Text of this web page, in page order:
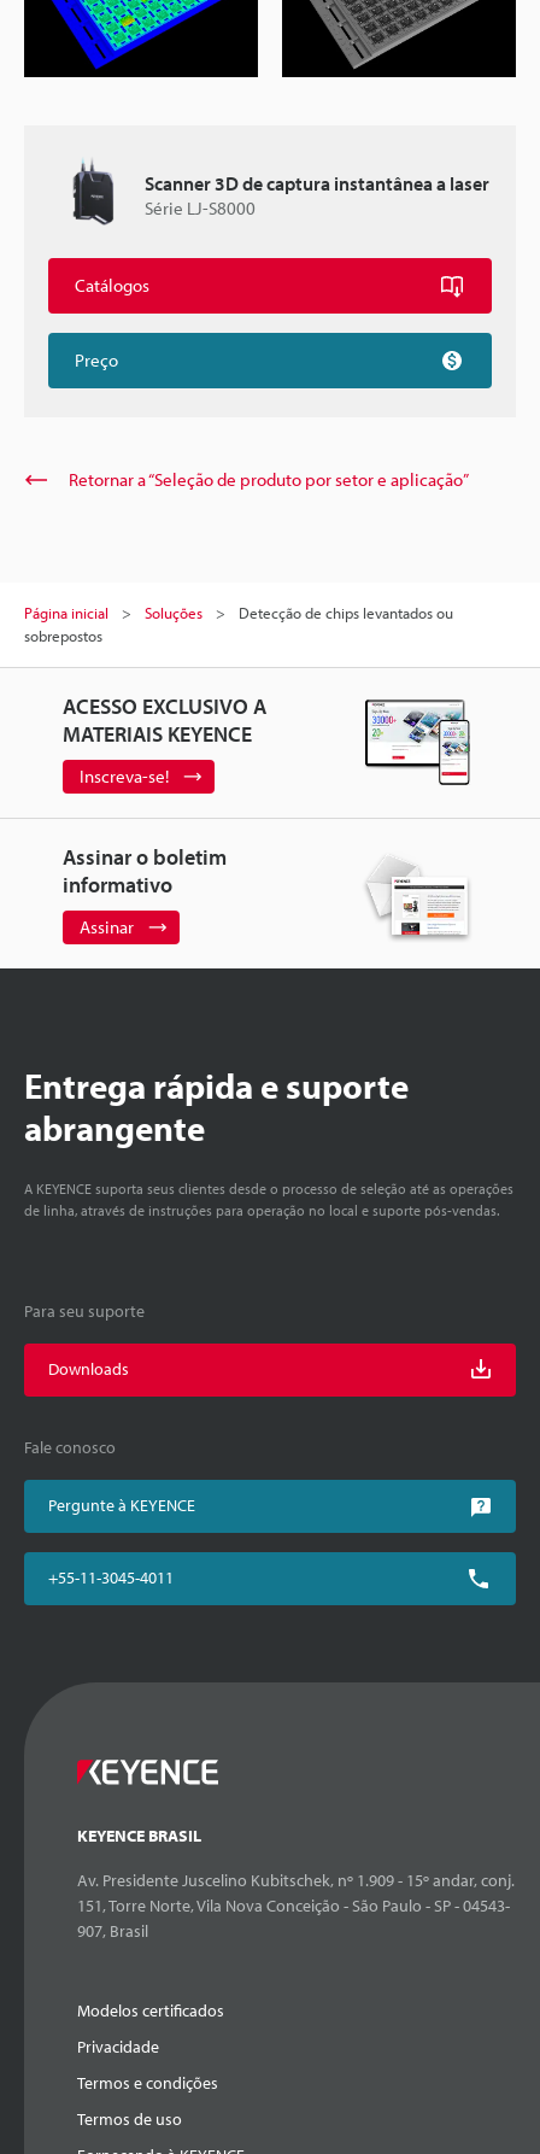
Scanner 3D de captura instantânea a laser
Série LJ-S8000
Catálogos
Preço
Retornar a “Seleção de produto por setor e aplicação”
Página inicial Soluções
Detecção de chips levantados ou
sobrepostos
ACESSO EXCLUSIVO A
MATERIAIS KEYENCE
Inscreva-se!
Assinar o boletim
informativo
Assinar
Entrega rápida e suporte
abrangente
A KEYENCE suporta seus clientes desde o processo de seleção até as operações
de linha, através de instruções para operação no local e suporte pós-vendas.
Para seu suporte
Downloads
Fale conosco
Pergunte à KEYENCE
+55-11-3045-4011
KEYENCE BRASIL
Av. Presidente Juscelino Kubitschek, nº 1.909 - 15º andar, conj.
151, Torre Norte, Vila Nova Conceição - São Paulo - SP - 04543-
907, Brasil
Modelos certificados
Privacidade
Termos e condições
Termos de uso